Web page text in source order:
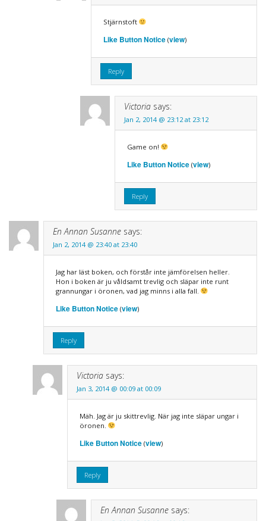
Stjärnstoft
Like Button Notice(view)
Reply
Victoria says:
Jan 2, 2014 @ 23:12 at 23:12
Game on!
Like Button Notice(view)
Reply
En Annan Susanne says:
Jan 2, 2014 @ 23:40 at 23:40
Jag har läst boken, och förstår inte jämförelsen heller.
Hon i boken är ju våldsamt trevlig och släpar inte runt
grannungar i öronen, vad jag minns i alla fall.
Like Button Notice(view)
Reply
Victoria says:
Jan 3, 2014 @ 00:09 at 00:09
Mäh. Jag är ju skittrevlig. När jag inte släpar ungar i
öronen.
Like Button Notice(view)
Reply
En Annan Susanne says: